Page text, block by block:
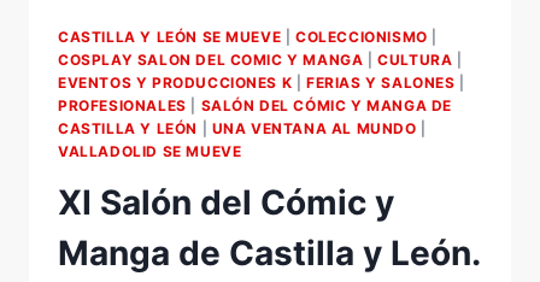
MANGA
DE
CASTILLA
Y
LEÓN
TALLERES
BELLIDO
CASTILLA Y LEÓN SE MUEVE |COLECCIONISMO
COSPLAY SALON DEL COMIC Y MANGA |CULTURA
EVENTOS Y PRODUCCIONES K |FERIAS Y SALONES
PROFESIONALES
SALÓN DEL CÓMIC Y MANGA DE
CASTILLA Y LEÓN
UNA VENTANA AL MUNDO
VALLADOLID SE MUEVE
XI Salón del Cómic y
Manga de Castilla y León.